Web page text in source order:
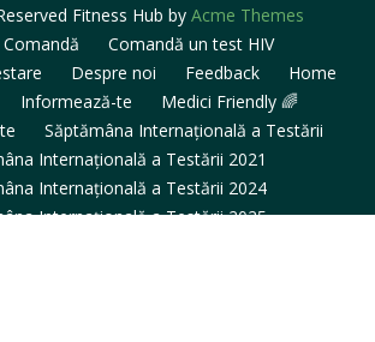
Fitness Hub by Acme Themes
Comandă
Comandă un test HIV
Despre noi Feedback
Home
Informează-te
Medici Friendly 🌈
Săptămâna Internațională a Testării
Internațională a Testării 2021
Internațională a Testării 2024
Internațională a Testării 2025